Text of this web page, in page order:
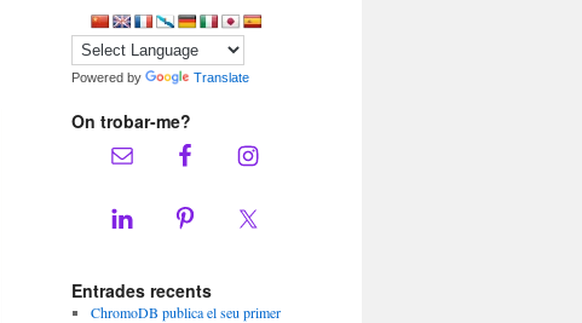
Powered by Translate
On trobar-me?
Entrades recents
ChromoDB publica el seu primer